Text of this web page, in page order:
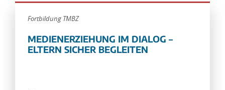
Fortbildung TMBZ
MEDIENERZIEHUNG IM DIALOG –
ELTERN SICHER BEGLEITEN